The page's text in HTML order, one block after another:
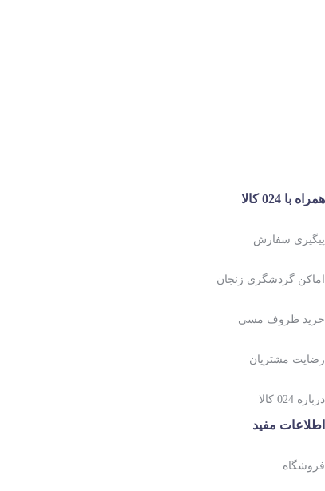
همراه با 024 کالا
پیگیری سفارش
اماکن گردشگری زنجان
خرید ظروف مسی
رضایت مشتریان
درباره 024 کالا
اطلاعات مفید
فروشگاه